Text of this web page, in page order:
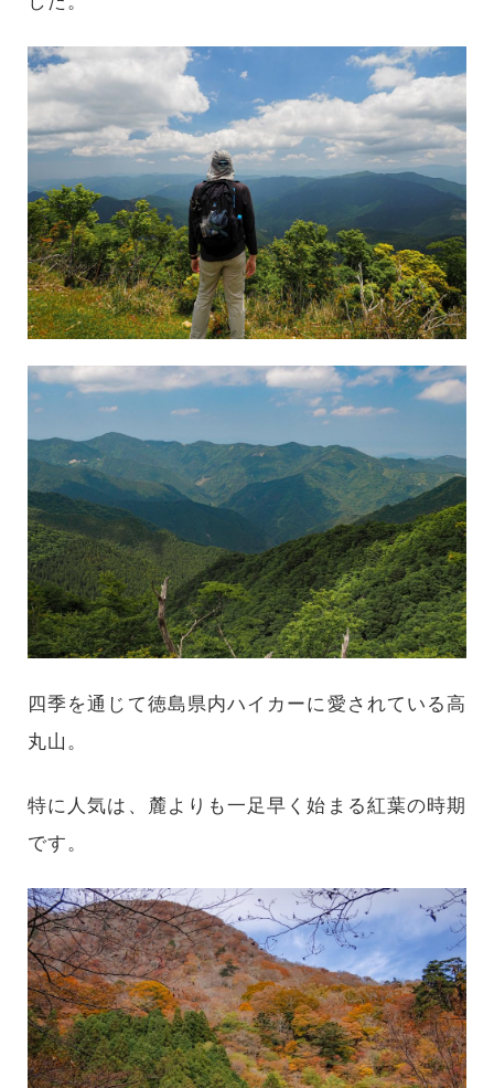
四季を通じて徳島県内ハイカーに愛されている高
丸山。
特に人気は、麓よりも一足早く始まる紅葉の時期
です。